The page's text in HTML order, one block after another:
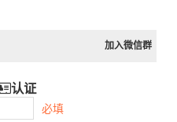
加入微信群
认证
必填